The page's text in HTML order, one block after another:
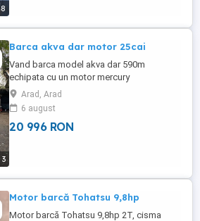
8
3
Barca akva dar motor 25cai
Vand barca model akva dar 590m
echipata cu un motor mercury
25cai(maxim recomandat de fabricantul
barci) barca este in stare impecabila
noua! Sistem audio incorporat. Jumatatea
barcii exterioare este vopsita cu vopsea
Arad, Arad
6 august
20 996 RON
Motor barcă Tohatsu 9,8hp
Motor barcă Tohatsu 9,8hp 2T, cisma